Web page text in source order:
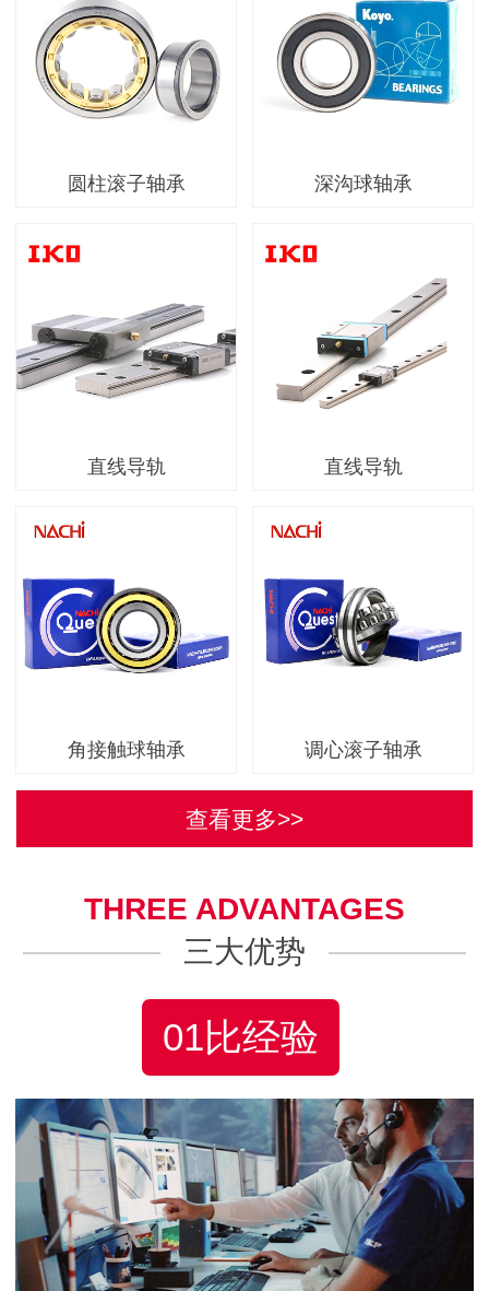
圆柱滚子轴承 深沟球轴承
直线导轨 直线导轨
角接触球轴承 调心滚子轴承
查看更多>>
THREE ADVANTAGES
三大优势
01比经验